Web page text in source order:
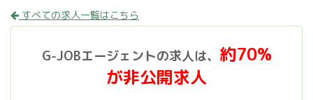
すべての求人一覧はこちら
G-JOBエージェントの求人は、 約70%
が非公開求人